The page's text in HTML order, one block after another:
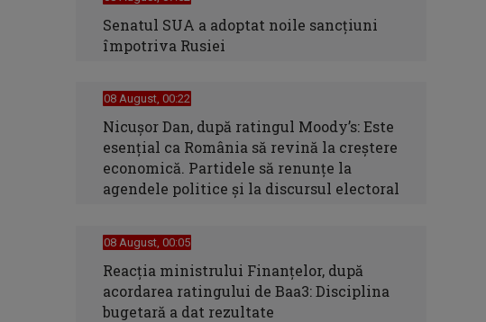
Senatul SUA a adoptat noile sancţiuni
împotriva Rusiei
08 August, 00:22
Nicușor Dan, după ratingul Moody’s: Este
esențial ca România să revină la creștere
economică. Partidele să renunțe la
agendele politice și la discursul electoral
08 August, 00:05
Reacția ministrului Finanțelor, după
acordarea ratingului de Baa3: Disciplina
bugetară a dat rezultate